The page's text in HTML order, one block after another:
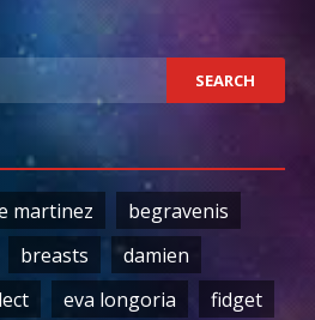
martinez
begravenis
breasts
damien
eva longoria
fidget